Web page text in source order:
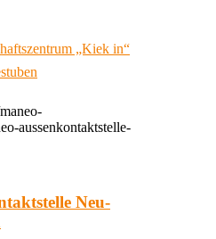
„Kiek in“
aussenkontaktstelle-
Neu-